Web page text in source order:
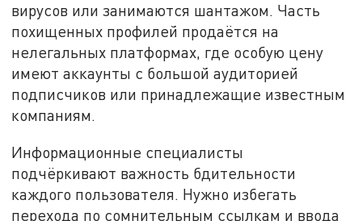
вирусов или занимаются шантажом. Часть
похищенных профилей продаётся на
нелегальных платформах, где особую цену
имеют аккаунты с большой аудиторией
подписчиков или принадлежащие известным
компаниям.
Информационные специалисты
подчёркивают важность бдительности
каждого пользователя. Нужно избегать
перехода по сомнительным ссылкам и ввода